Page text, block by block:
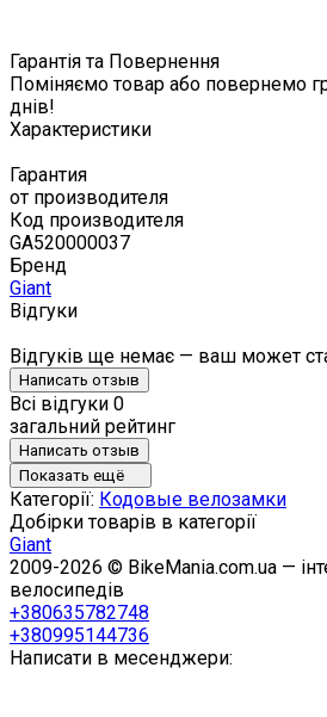
Гарантія та Повернення
Поміняємо товар або повернемо
днів!
Характеристики
Гарантия
от производителя
Код производителя
GA520000037
Бренд
Giant
Відгуки
Відгуків ще немає — ваш может
Написать отзыв
Всі відгуки 0
загальний рейтинг
Написать отзыв
Показать ещё
Категорії: Кодовые велозамки
Добірки товарів в категорії
Giant
2009-2026 © BikeMania.com.ua —
велосипедів
+380635782748
+380995144736
Написати в месенджери: